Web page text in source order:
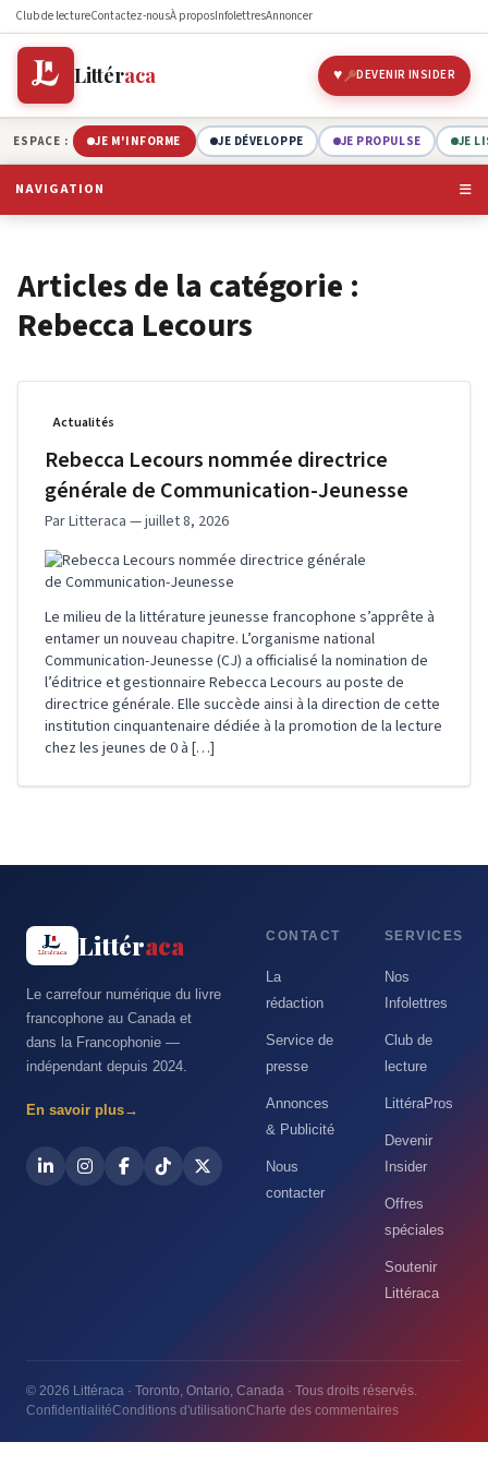
Club de lectureContactez-nousÀ proposInfolettresAnnoncer
Littéraca DEVENIR INSIDER
ESPACE : JE M'INFORME JE DÉVELOPPE JE PROPULSE JE
NAVIGATION
Articles de la catégorie :
Rebecca Lecours
Actualités
Rebecca Lecours nommée directrice
générale de Communication-Jeunesse
Par Litteraca — juillet 8, 2026
Le milieu de la littérature jeunesse francophone s’apprête à
entamer un nouveau chapitre. L’organisme national
Communication-Jeunesse (CJ) a officialisé la nomination de
l’éditrice et gestionnaire Rebecca Lecours au poste de
directrice générale. Elle succède ainsi à la direction de cette
institution cinquantenaire dédiée à la promotion de la lecture
chez les jeunes de 0 à […]
Littéraca
Le carrefour numérique du livre
francophone au Canada et
dans la Francophonie —
indépendant depuis 2024.
En savoir plus→
CONTACT
La
rédaction
Service de
presse
Annonces
& Publicité
Nous
contacter
SERVICES
Nos
Infolettres
Club de
lecture
LittéraPros
Devenir
Insider
Offres
spéciales
Soutenir
Littéraca
© 2026 Littéraca · Toronto, Ontario, Canada · Tous droits réservés.
ConfidentialitéConditions d'utilisationCharte des commentaires